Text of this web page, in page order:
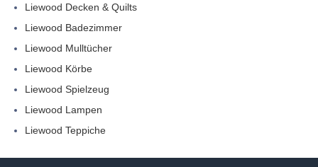
Liewood Decken & Quilts
Liewood Badezimmer
Liewood Mulltücher
Liewood Körbe
Liewood Spielzeug
Liewood Lampen
Liewood Teppiche